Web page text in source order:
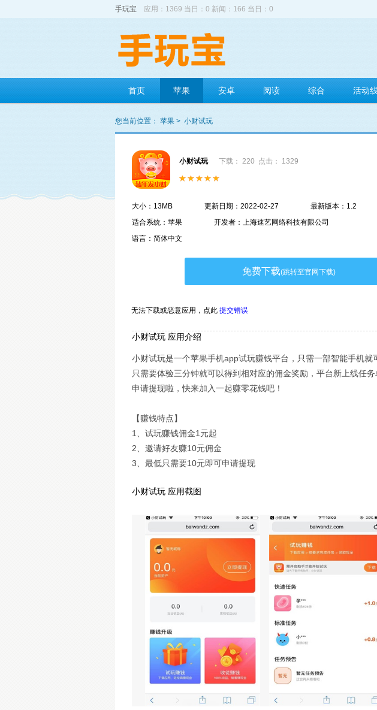
手玩宝 应用：1369 当日：0 新闻：166 当日：0
首页 苹果 安卓 阅读 综合 活动
您当前位置： 苹果 > 小财试玩
小财试玩 下载： 220 点击： 1329
大小：13MB 更新日期：2022-02-27
最新版本：1.2
适合系统：苹果
开发者：上海速艺网络科技有限公司
语言：简体中文
免费下载(跳转至官网下载)
无法下载或恶意应用， 点此 提交错误
小财试玩 应用介绍
小财试玩是一个苹果手机app试玩赚钱平台，只需一部智能手机
只需要体验三分钟就可以得到相对应的佣金奖励，平台新上线任
申请提现啦，快来加入一起赚零花钱吧！
【赚钱特点】
1、试玩赚钱佣金1元起
2、邀请好友赚10元佣金
3、最低只需要10元即可申请提现
小财试玩 应用截图